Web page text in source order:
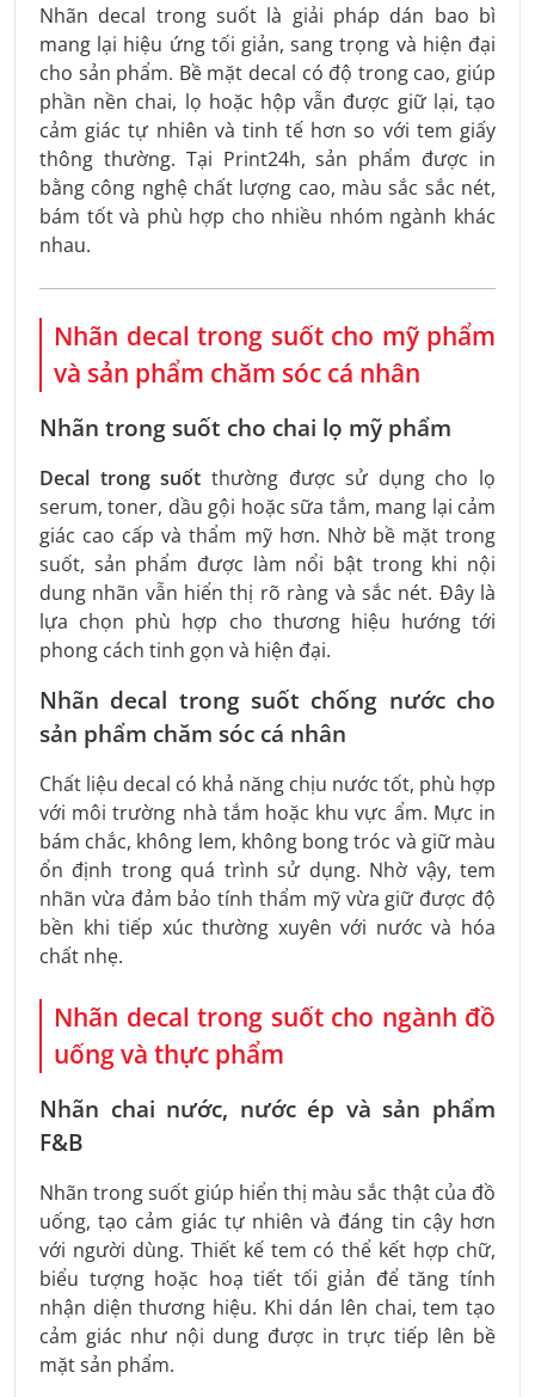
Nhãn decal trong suốt là giải pháp dán bao bì
mang lại hiệu ứng tối giản, sang trọng và hiện đại
cho sản phẩm. Bề mặt decal có độ trong cao, giúp
phần nền chai, lọ hoặc hộp vẫn được giữ lại, tạo
cảm giác tự nhiên và tinh tế hơn so với tem giấy
thông thường. Tại Print24h, sản phẩm được in
bằng công nghệ chất lượng cao, màu sắc sắc nét,
bám tốt và phù hợp cho nhiều nhóm ngành khác
nhau.
Nhãn decal trong suốt cho mỹ phẩm
và sản phẩm chăm sóc cá nhân
Nhãn trong suốt cho chai lọ mỹ phẩm
Decal trong suốt thường được sử dụng cho lọ
serum, toner, dầu gội hoặc sữa tắm, mang lại cảm
giác cao cấp và thẩm mỹ hơn. Nhờ bề mặt trong
suốt, sản phẩm được làm nổi bật trong khi nội
dung nhãn vẫn hiển thị rõ ràng và sắc nét. Đây là
lựa chọn phù hợp cho thương hiệu hướng tới
phong cách tinh gọn và hiện đại.
Nhãn decal trong suốt chống nước cho
sản phẩm chăm sóc cá nhân
Chất liệu decal có khả năng chịu nước tốt, phù hợp
với môi trường nhà tắm hoặc khu vực ẩm. Mực in
bám chắc, không lem, không bong tróc và giữ màu
ổn định trong quá trình sử dụng. Nhờ vậy, tem
nhãn vừa đảm bảo tính thẩm mỹ vừa giữ được độ
bền khi tiếp xúc thường xuyên với nước và hóa
chất nhẹ.
Nhãn decal trong suốt cho ngành đồ
uống và thực phẩm
Nhãn chai nước, nước ép và sản phẩm
F&B
Nhãn trong suốt giúp hiển thị màu sắc thật của đồ
uống, tạo cảm giác tự nhiên và đáng tin cậy hơn
với người dùng. Thiết kế tem có thể kết hợp chữ,
biểu tượng hoặc hoạ tiết tối giản để tăng tính
nhận diện thương hiệu. Khi dán lên chai, tem tạo
cảm giác như nội dung được in trực tiếp lên bề
mặt sản phẩm.